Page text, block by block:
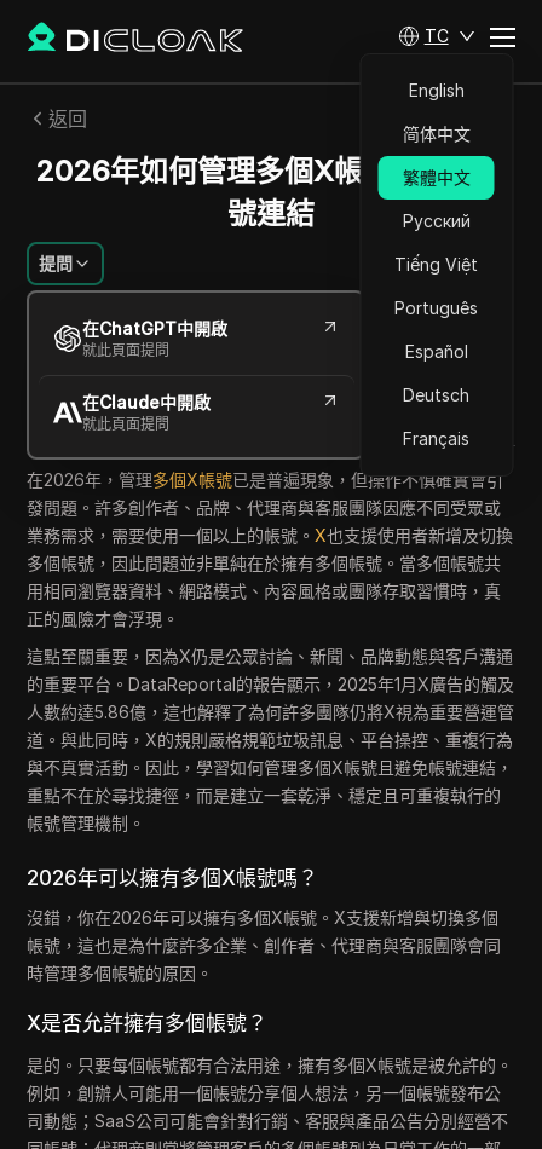
TC
English
简体中文
繁體中文
Русский
Tiếng Việt
Português
Español
Deutsch
Français
返回
2026年如何管理多個X帳號且避免帳
號連結
提問
在ChatGPT中開啟
就此頁面提問
在Claude中開啟
就此頁面提問
William Davis
2026年6月 16 分鐘 閱讀
Copy Link
在2026年，管理多個X帳號已是普遍現象，但操作不慎確實會引
發問題。許多創作者、品牌、代理商與客服團隊因應不同受眾或
業務需求，需要使用一個以上的帳號。X也支援使用者新增及切換
多個帳號，因此問題並非單純在於擁有多個帳號。當多個帳號共
用相同瀏覽器資料、網路模式、內容風格或團隊存取習慣時，真
正的風險才會浮現。
這點至關重要，因為X仍是公眾討論、新聞、品牌動態與客戶溝通
的重要平台。DataReportal的報告顯示，2025年1月X廣告的觸及
人數約達5.86億，這也解釋了為何許多團隊仍將X視為重要營運管
道。與此同時，X的規則嚴格規範垃圾訊息、平台操控、重複行為
與不真實活動。因此，學習如何管理多個X帳號且避免帳號連結，
重點不在於尋找捷徑，而是建立一套乾淨、穩定且可重複執行的
帳號管理機制。
2026年可以擁有多個X帳號嗎？
沒錯，你在2026年可以擁有多個X帳號。X支援新增與切換多個
帳號，這也是為什麼許多企業、創作者、代理商與客服團隊會同
時管理多個帳號的原因。
X是否允許擁有多個帳號？
是的。只要每個帳號都有合法用途，擁有多個X帳號是被允許的。
例如，創辦人可能用一個帳號分享個人想法，另一個帳號發布公
司動態；SaaS公司可能會針對行銷、客服與產品公告分別經營不